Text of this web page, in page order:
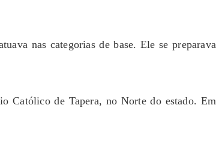
nas categorias de base. Ele se preparava
Católico de Tapera, no Norte do estado. Em